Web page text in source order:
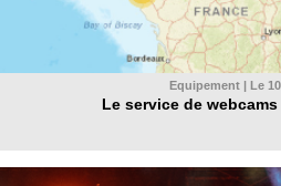
Equipement | Le
Le service de